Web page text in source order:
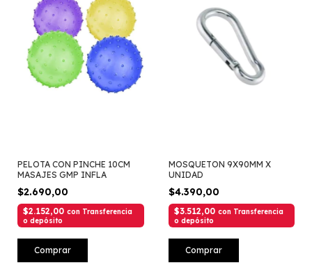
PELOTA CON PINCHE 10CM
MASAJES GMP INFLA
$2.690,00
$2.152,00 con Transferencia
o depósito
Comprar
MOSQUETON 9X90MM X
UNIDAD
$4.390,00
$3.512,00 con Transferencia
o depósito
Comprar